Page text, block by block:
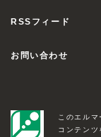
RSSフィード
お問い合わせ
このエルマ
コンテンツ